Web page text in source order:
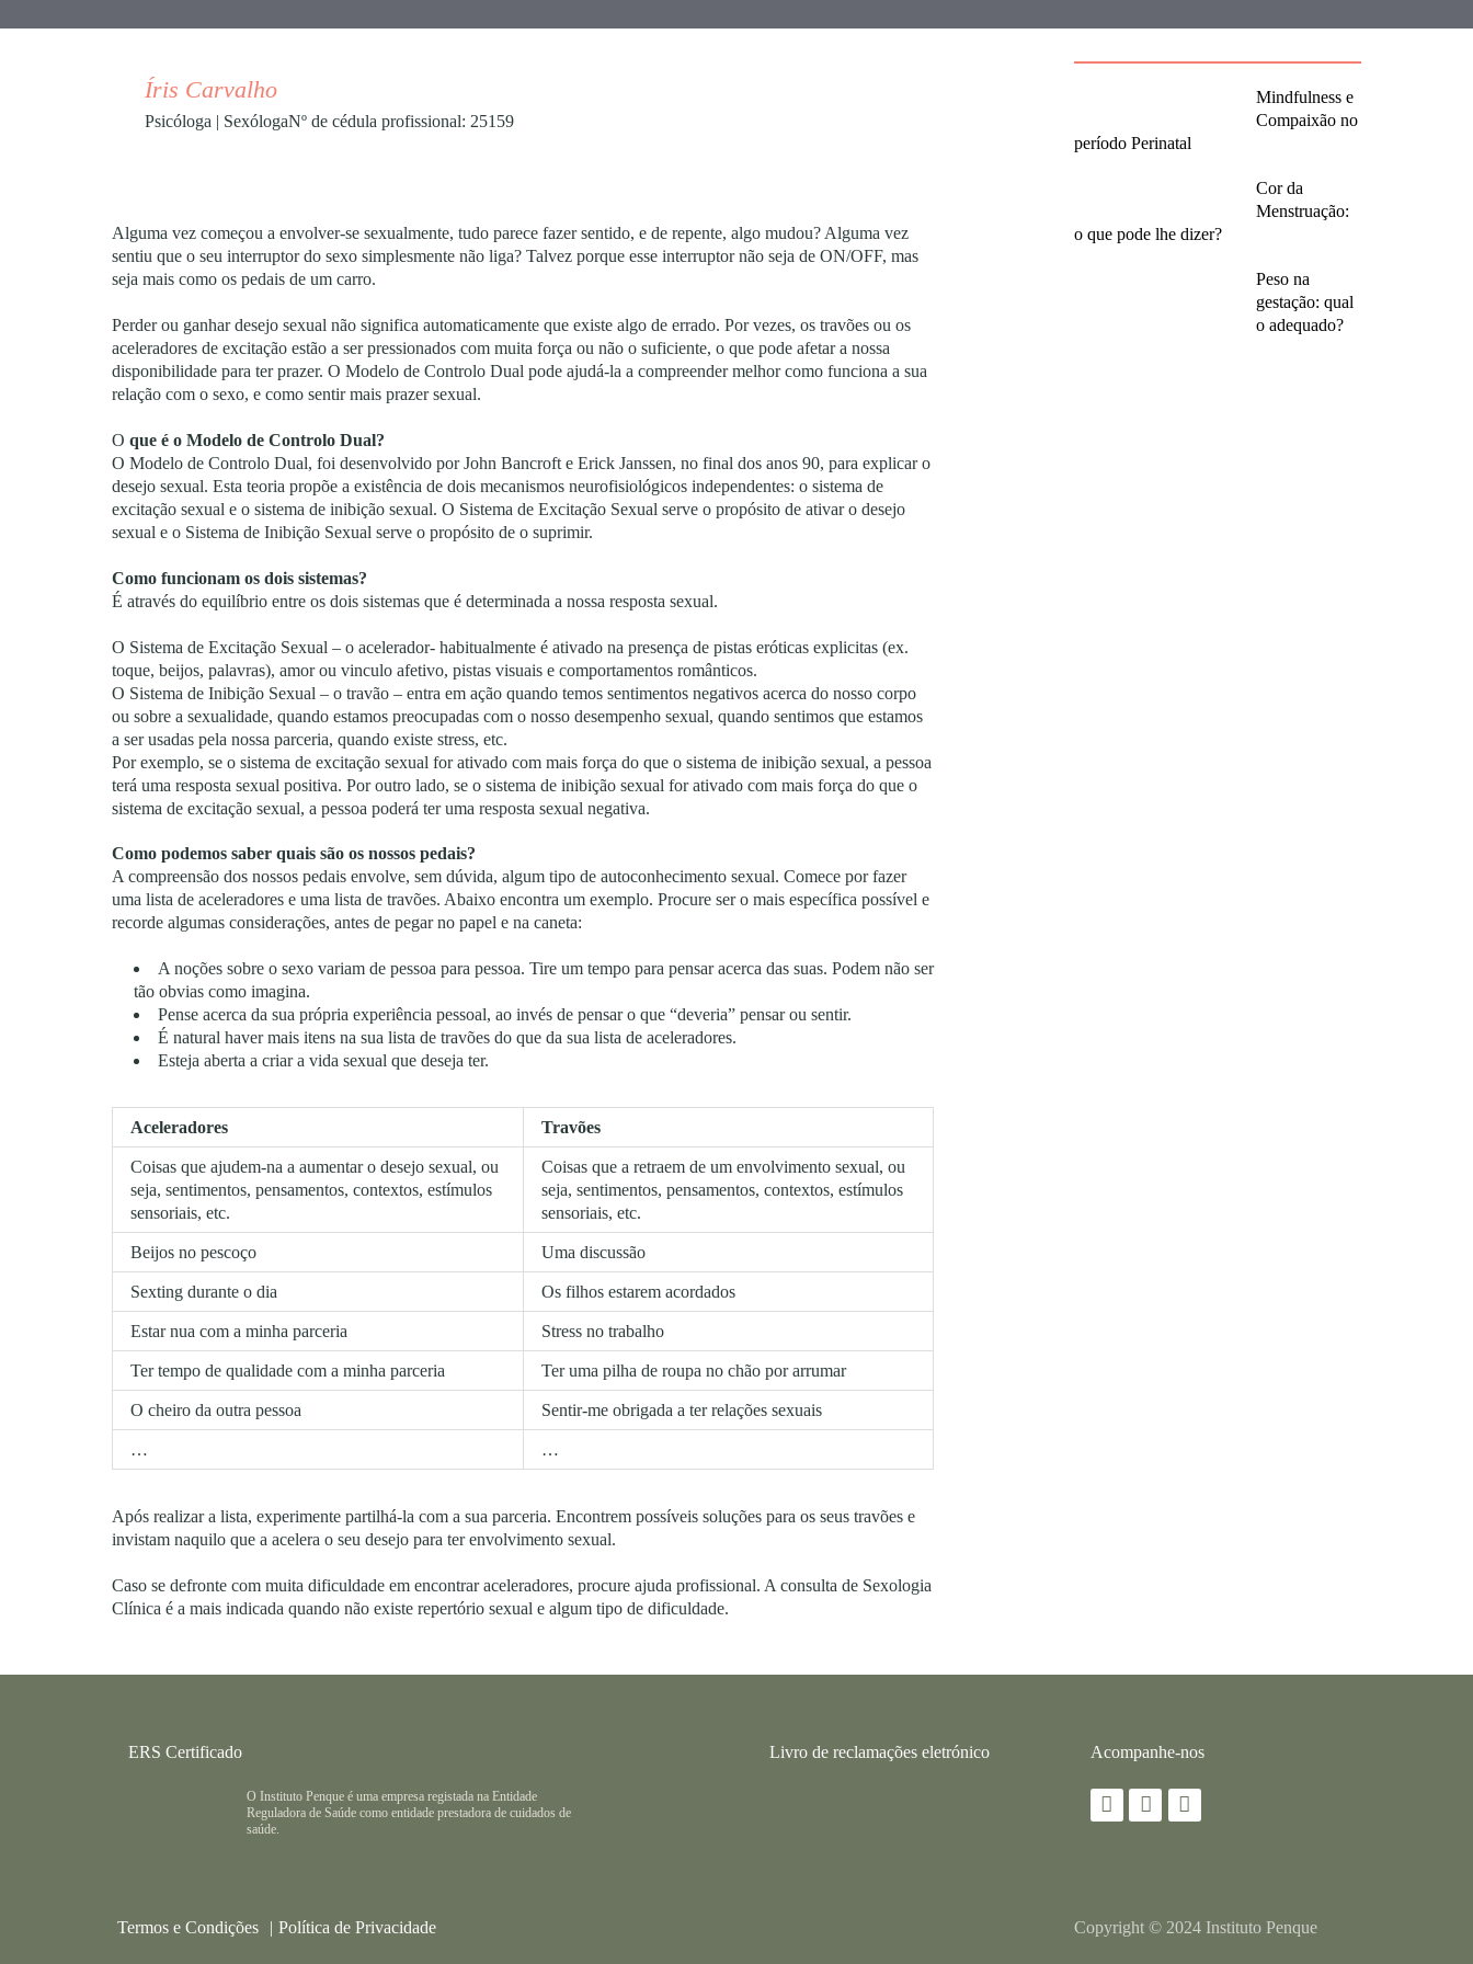
Alguma vez começou a envolver-se sexualmente, tudo parece fazer sentido, e de repente, algo mudou? Alguma vez
sentiu que o seu interruptor do sexo simplesmente não liga? Talvez porque esse interruptor não seja de ON/OFF, mas
seja mais como os pedais de um carro.
Perder ou ganhar desejo sexual não significa automaticamente que existe algo de errado. Por vezes, os travões ou os
aceleradores de excitação estão a ser pressionados com muita força ou não o suficiente, o que pode afetar a nossa
disponibilidade para ter prazer. O Modelo de Controlo Dual pode ajudá-la a compreender melhor como funciona a sua
relação com o sexo, e como sentir mais prazer sexual.
O que é o Modelo de Controlo Dual?
O Modelo de Controlo Dual, foi desenvolvido por John Bancroft e Erick Janssen, no final dos anos 90, para explicar o
desejo sexual. Esta teoria propõe a existência de dois mecanismos neurofisiológicos independentes: o sistema de
excitação sexual e o sistema de inibição sexual. O Sistema de Excitação Sexual serve o propósito de ativar o desejo
sexual e o Sistema de Inibição Sexual serve o propósito de o suprimir.
Como funcionam os dois sistemas?
É através do equilíbrio entre os dois sistemas que é determinada a nossa resposta sexual.
O Sistema de Excitação Sexual – o acelerador- habitualmente é ativado na presença de pistas eróticas explicitas (ex.
toque, beijos, palavras), amor ou vinculo afetivo, pistas visuais e comportamentos românticos.
O Sistema de Inibição Sexual – o travão – entra em ação quando temos sentimentos negativos acerca do nosso corpo
ou sobre a sexualidade, quando estamos preocupadas com o nosso desempenho sexual, quando sentimos que estamos
a ser usadas pela nossa parceria, quando existe stress, etc.
Por exemplo, se o sistema de excitação sexual for ativado com mais força do que o sistema de inibição sexual, a pessoa
terá uma resposta sexual positiva. Por outro lado, se o sistema de inibição sexual for ativado com mais força do que o
sistema de excitação sexual, a pessoa poderá ter uma resposta sexual negativa.
Como podemos saber quais são os nossos pedais?
A compreensão dos nossos pedais envolve, sem dúvida, algum tipo de autoconhecimento sexual. Comece por fazer
uma lista de aceleradores e uma lista de travões. Abaixo encontra um exemplo. Procure ser o mais específica possível e
recorde algumas considerações, antes de pegar no papel e na caneta:
A noções sobre o sexo variam de pessoa para pessoa. Tire um tempo para pensar acerca das suas. Podem não ser
tão obvias como imagina.
Pense acerca da sua própria experiência pessoal, ao invés de pensar o que “deveria” pensar ou sentir.
É natural haver mais itens na sua lista de travões do que da sua lista de aceleradores.
Esteja aberta a criar a vida sexual que deseja ter.
Aceleradores Travões
Coisas que ajudem-na a aumentar o desejo sexual, ou
seja, sentimentos, pensamentos, contextos, estímulos
sensoriais, etc.
Coisas que a retraem de um envolvimento sexual, ou
seja, sentimentos, pensamentos, contextos, estímulos
sensoriais, etc.
Beijos no pescoço Uma discussão
Sexting durante o dia Os filhos estarem acordados
Estar nua com a minha parceria Stress no trabalho
Ter tempo de qualidade com a minha parceria Ter uma pilha de roupa no chão por arrumar
O cheiro da outra pessoa Sentir-me obrigada a ter relações sexuais
… …
Após realizar a lista, experimente partilhá-la com a sua parceria. Encontrem possíveis soluções para os seus travões e
invistam naquilo que a acelera o seu desejo para ter envolvimento sexual.
Caso se defronte com muita dificuldade em encontrar aceleradores, procure ajuda profissional. A consulta de Sexologia
Clínica é a mais indicada quando não existe repertório sexual e algum tipo de dificuldade.
Íris Carvalho
Psicóloga | Sexóloga​​ Nº de cédula profissional: 25159
Mindfulness e
Compaixão no
período Perinatal
Cor da
Menstruação:
o que pode lhe dizer?
Peso na
gestação: qual
o adequado?
ERS Certificado
O Instituto Penque é uma empresa registada na Entidade
Reguladora de Saúde como entidade prestadora de cuidados de
saúde.
Livro de reclamações eletrónico Acompanhe-nos
Termos e Condições Política de Privacidade Copyright © 2024 Instituto Penque